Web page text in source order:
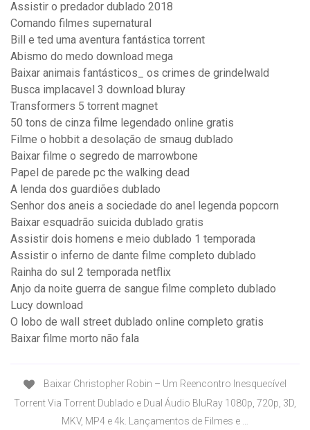
Assistir o predador dublado 2018
Comando filmes supernatural
Bill e ted uma aventura fantástica torrent
Abismo do medo download mega
Baixar animais fantásticos_ os crimes de grindelwald
Busca implacavel 3 download bluray
Transformers 5 torrent magnet
50 tons de cinza filme legendado online gratis
Filme o hobbit a desolação de smaug dublado
Baixar filme o segredo de marrowbone
Papel de parede pc the walking dead
A lenda dos guardiões dublado
Senhor dos aneis a sociedade do anel legenda popcorn
Baixar esquadrão suicida dublado gratis
Assistir dois homens e meio dublado 1 temporada
Assistir o inferno de dante filme completo dublado
Rainha do sul 2 temporada netflix
Anjo da noite guerra de sangue filme completo dublado
Lucy download
O lobo de wall street dublado online completo gratis
Baixar filme morto não fala
Baixar Christopher Robin – Um Reencontro Inesquecível
Torrent Via Torrent Dublado e Dual Áudio BluRay 1080p, 720p, 3D,
MKV, MP4 e 4k. Lançamentos de Filmes e …